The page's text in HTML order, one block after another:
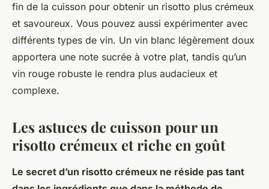
fin de la cuisson pour obtenir un risotto plus crémeux
et savoureux. Vous pouvez aussi expérimenter avec
différents types de vin. Un vin blanc légèrement doux
apportera une note sucrée à votre plat, tandis qu’un
vin rouge robuste le rendra plus audacieux et
complexe.
Les astuces de cuisson pour un
risotto crémeux et riche en goût
Le secret d’un risotto crémeux ne réside pas tant